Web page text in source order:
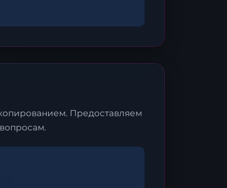
Предоставляем